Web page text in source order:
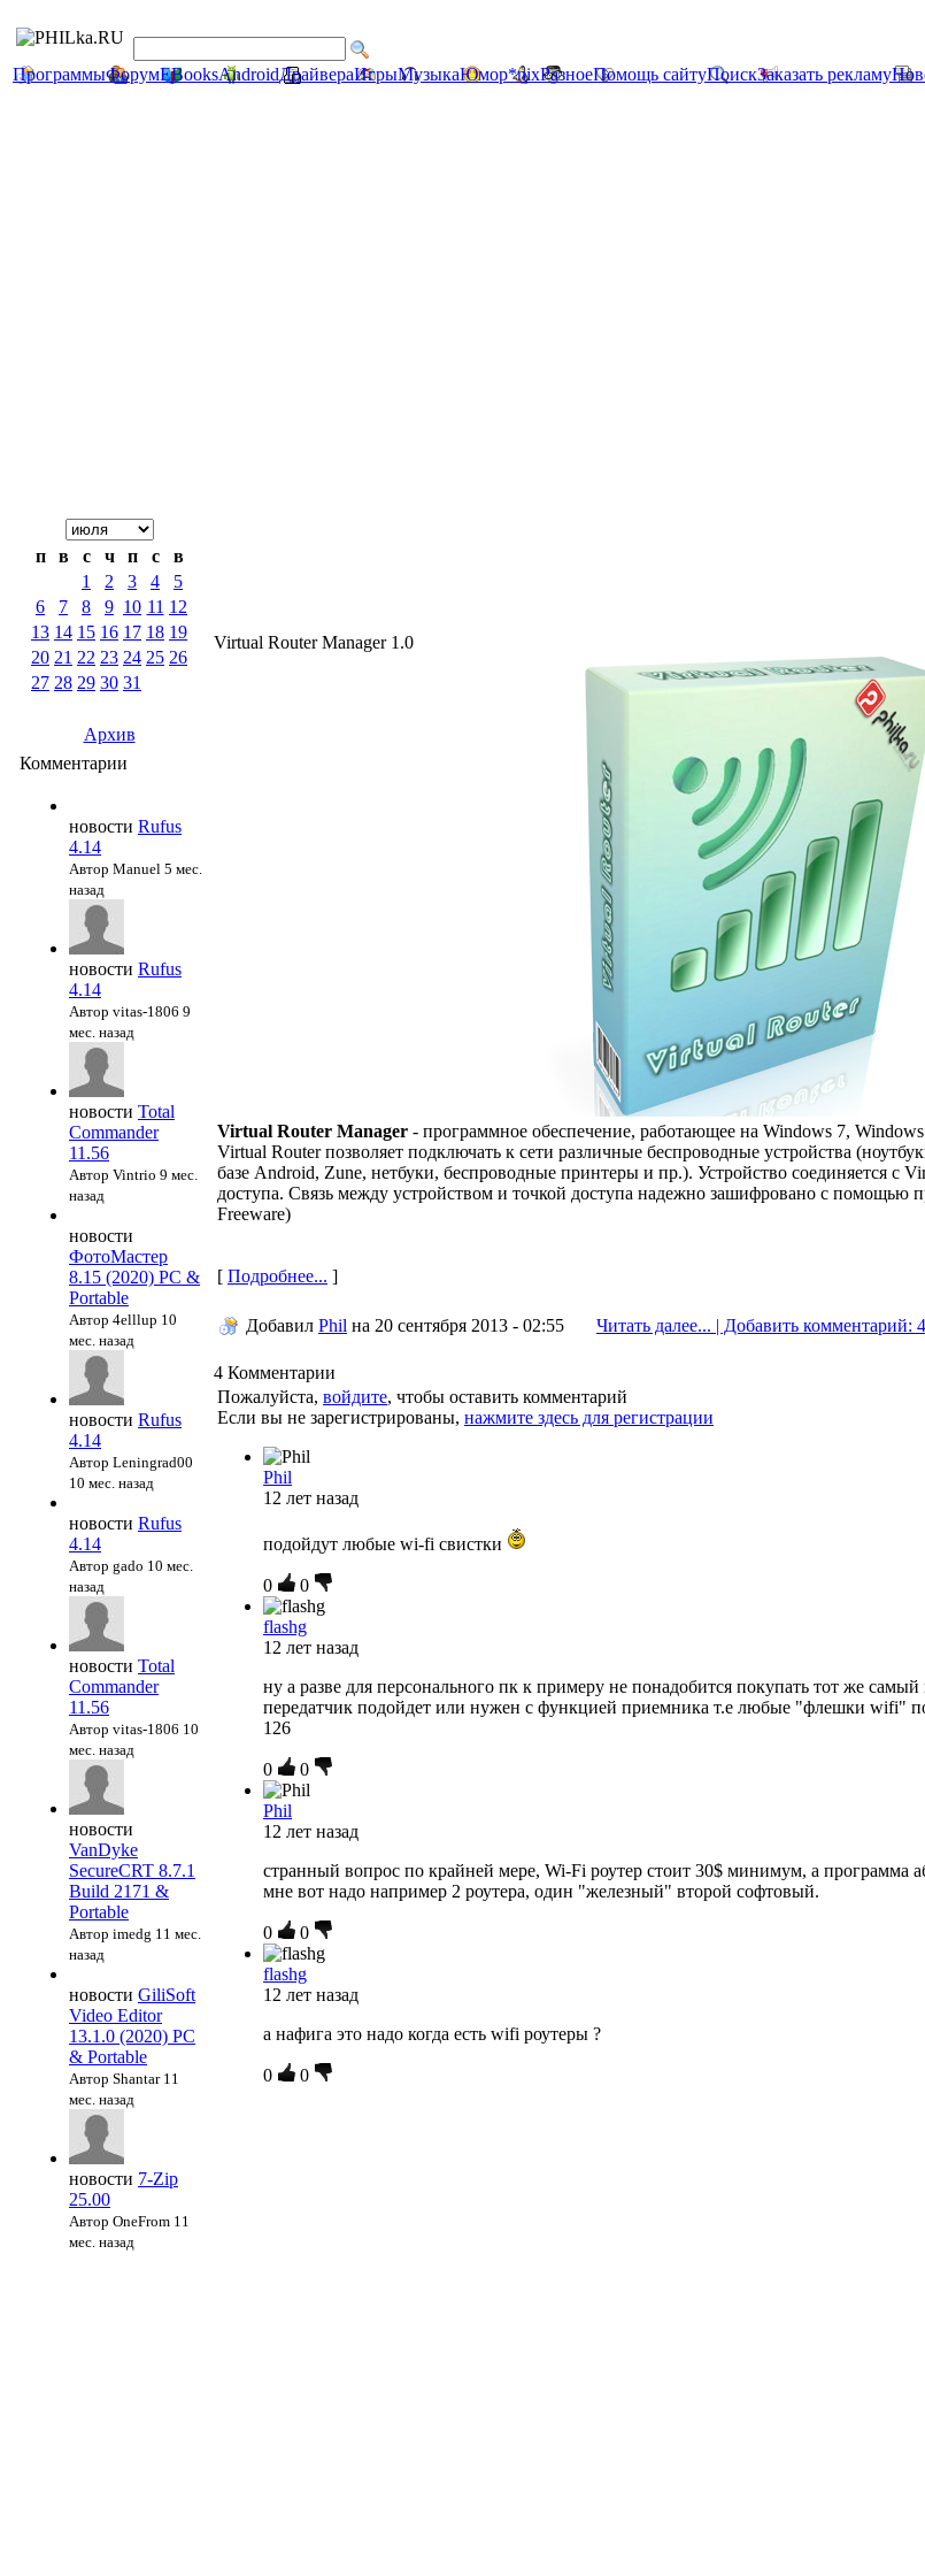
ПрограммыФорумEBooksAndroidДрайвераИгрыМузыкаЮмор*nixРазноеПомощь сайтуПоискЗаказать рекламу
п в с ч п с
в
1
2 3 4
5
6
7 8 9 10 11 12
13 14 15 16 17 18 19
20 21 22 23 24 25 26
27 28 29 30 31
Архив
Комментарии
новости Rufus
4.14
Автор Manuel 5 мес.
назад
новости Rufus
4.14
Автор vitas-1806 9
мес. назад
новости Total
Commander
11.56
Автор Vintrio 9 мес.
назад
новости
ФотоМастер
8.15 (2020) PC &
Portable
Автор 4elllup 10
мес. назад
новости Rufus
4.14
Автор Leningrad00
10 мес. назад
новости Rufus
4.14
Автор gado 10 мес.
назад
новости Total
Commander
11.56
Автор vitas-1806 10
мес. назад
новости
VanDyke
SecureCRT 8.7.1
Build 2171 &
Portable
Автор imedg 11 мес.
назад
новости GiliSoft
Video Editor
13.1.0 (2020) PC
& Portable
Автор Shantar 11
мес. назад
новости 7-Zip
25.00
Автор OneFrom 11
мес. назад
Virtual Router Manager 1.0
Virtual Router Manager - программное обеспечение, работающее на Windows 7,
Virtual Router позволяет подключать к сети различные беспроводные устройства
базе Android, Zune, нетбуки, беспроводные принтеры и пр.). Устройство соединяется с
доступа. Связь между устройством и точкой доступа надежно зашифровано с помощью
Freeware)
[ Подробнее... ]
Добавил Phil на 20 сентября 2013 - 02:55 Читать далее... | Добавить комментарий: 4
4 Комментарии
Пожалуйста, войдите, чтобы оставить комментарий
Если вы не зарегистрированы, нажмите здесь для регистрации
Phil
12 лет назад
подойдут любые wi-fi свистки
0 0
flashg
12 лет назад
ну а разве для персонального пк к примеру не понадобится покупать тот же
передатчик подойдет или нужен с функцией приемника т.е любые "флешки wifi"
126
0 0
Phil
12 лет назад
странный вопрос по крайней мере, Wi-Fi роутер стоит 30$ минимум, а программа
мне вот надо например 2 роутера, один "железный" второй софтовый.
0 0
flashg
12 лет назад
а нафига это надо когда есть wifi роутеры ?
0 0